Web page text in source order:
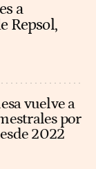
a
Repsol,
vuelve a
por
2022